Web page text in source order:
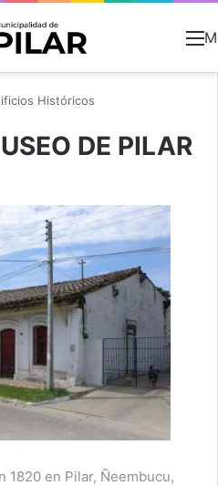
Históricos
DE PILAR
1820 en Pilar, Ñeembucu,